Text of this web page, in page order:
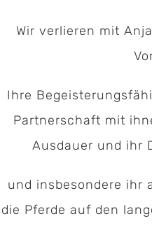
Wir verlieren mit
Ihre
Partnerschaft mit
Ausdauer und ihr
und insbesondere ihr
die Pferde auf den